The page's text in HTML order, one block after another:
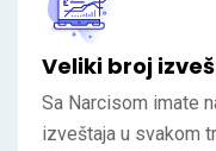
Veliki broj
Sa Narcisom imate
izveštaja u svakom